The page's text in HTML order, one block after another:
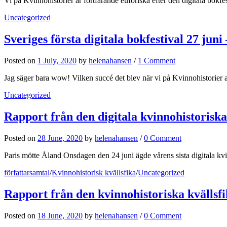
Uncategorized
Sveriges första digitala bokfestival 27 juni
Posted on 1 July, 2020 by helenahansen / 1 Comment
Jag säger bara wow! Vilken succé det blev när vi på
Uncategorized
Rapport från den digitala
Posted on 28 June, 2020 by helenahansen /0 Comment
Paris mötte Åland Onsdagen den 24 juni ägde vårens sista digitala
författarsamtal/Kvinnohistorisk kvällsfika/Uncategorized
Rapport från den kvinnohistoriska
Posted on 18 June, 2020 by helenahansen /0 Comment